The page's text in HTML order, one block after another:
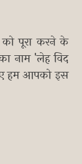
पूरा करने के
नाम 'लेह विद
हम आपको इस